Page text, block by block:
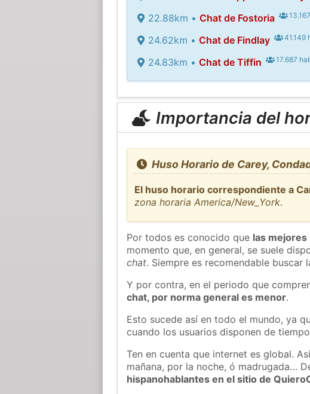
22.88km • Chat de Fostoria
24.62km • Chat de Findlay 41.149
24.83km • Chat de Tiffin 17.687
Importancia del
Huso Horario de Carey,
El huso horario correspondiente a
zona horaria America/New_York.
Por todos es conocido que las mejores
momento que, en general, se suele
chat. Siempre es recomendable buscar
Y por contra, en el periodo que
chat, por norma general es menor.
Esto sucede así en todo el mundo, ya
cuando los usuarios disponen de
Ten en cuenta que internet es global.
mañana, por la noche, ó madrugada…
hispanohablantes en el sitio de